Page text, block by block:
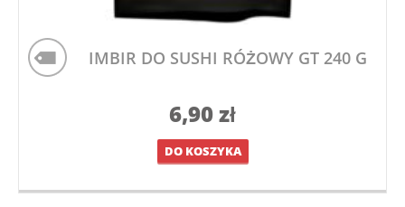
IMBIR DO SUSHI RÓŻOWY GT 240 G
6,90zł
DO KOSZYKA